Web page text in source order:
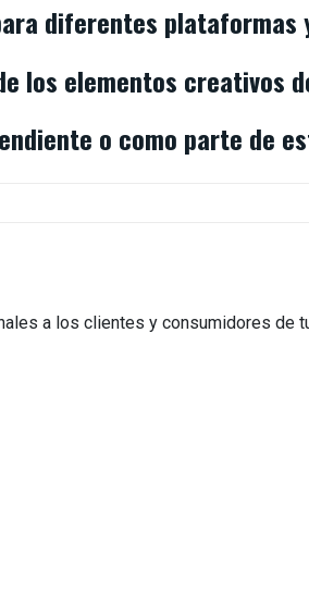
diferentes plataformas
los elementos creativos
o como parte de
a los clientes y consumidores de